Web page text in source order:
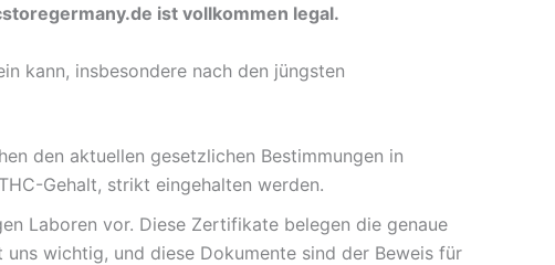
ist vollkommen legal.
kann, insbesondere nach den jüngsten
den aktuellen gesetzlichen Bestimmungen in
Gehalt, strikt eingehalten werden.
Laboren vor. Diese Zertifikate belegen die genaue
wichtig, und diese Dokumente sind der Beweis für